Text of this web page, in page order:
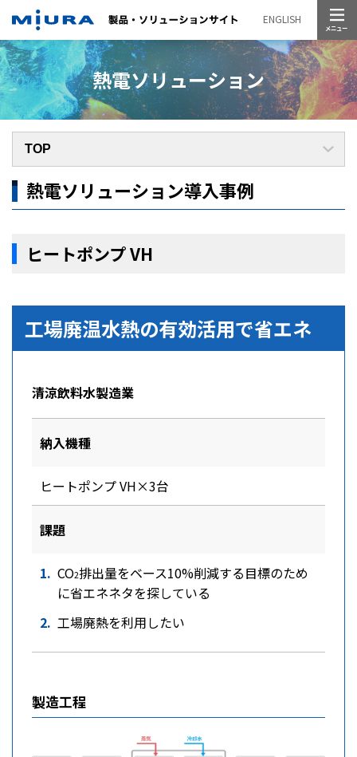
ENGLISH
熱電ソリューション
熱電ソリューション導入事例
ヒートポンプ VH
工場廃温水熱の有効活用で省エネ
清涼飲料水製造業
納入機種
ヒートポンプ VH×3台
課題
CO2排出量をベース10%削減する目標のため
に省エネネタを探している
工場廃熱を利用したい
製造工程